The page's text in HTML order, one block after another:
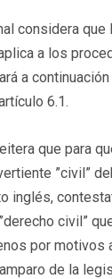
considera
a los
a
6.1.
que para
”civil”
inglés,
civil”
por motivos
de la